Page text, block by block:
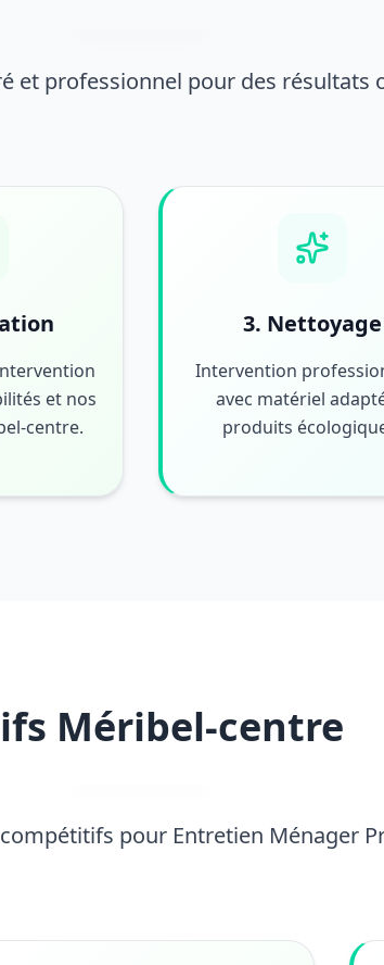
et professionnel pour des résultats
et nos
centre.
3. Nettoyage
Intervention
avec matériel
produits
Méribel-centre
pour Entretien Ménager